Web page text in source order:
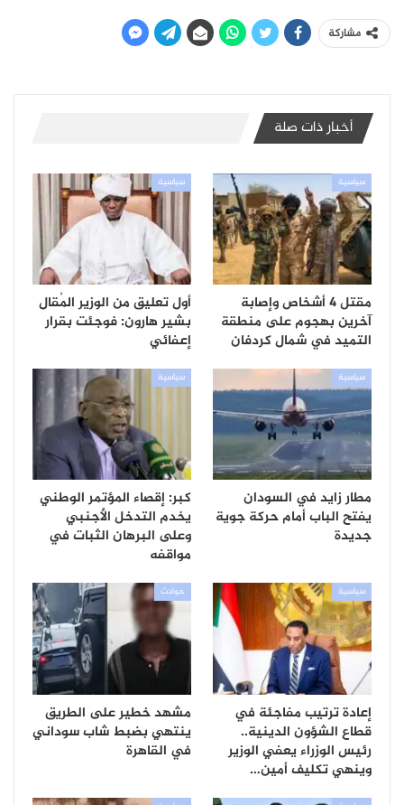
مشاركة
أخبار ذات صلة
سياسية
مقتل 4 أشخاص وإصابة
آخرين بهجوم على منطقة
التميد في شمال كردفان
سياسية
أول تعليق من الوزير المُقال
بشير هارون: فوجئت بقرار
إعفائي
سياسية
مطار زايد في السودان
يفتح الباب أمام حركة جوية
جديدة
سياسية
كبر: إقصاء المؤتمر الوطني
يخدم التدخل الأجنبي
وعلى البرهان الثبات في
مواقفه
سياسية
إعادة ترتيب مفاجئة في
قطاع الشؤون الدينية..
رئيس الوزراء يعفي الوزير
وينهي تكليف أمين…
حوادث
مشهد خطير على الطريق
ينتهي بضبط شاب سوداني
في القاهرة